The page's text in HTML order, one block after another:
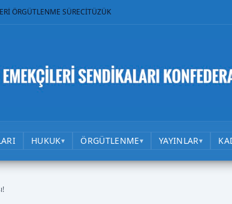
ÖRGÜTLENME SÜRECİTÜZÜK
HUKUK▾ ÖRGÜTLENME▾ YAYINLAR▾